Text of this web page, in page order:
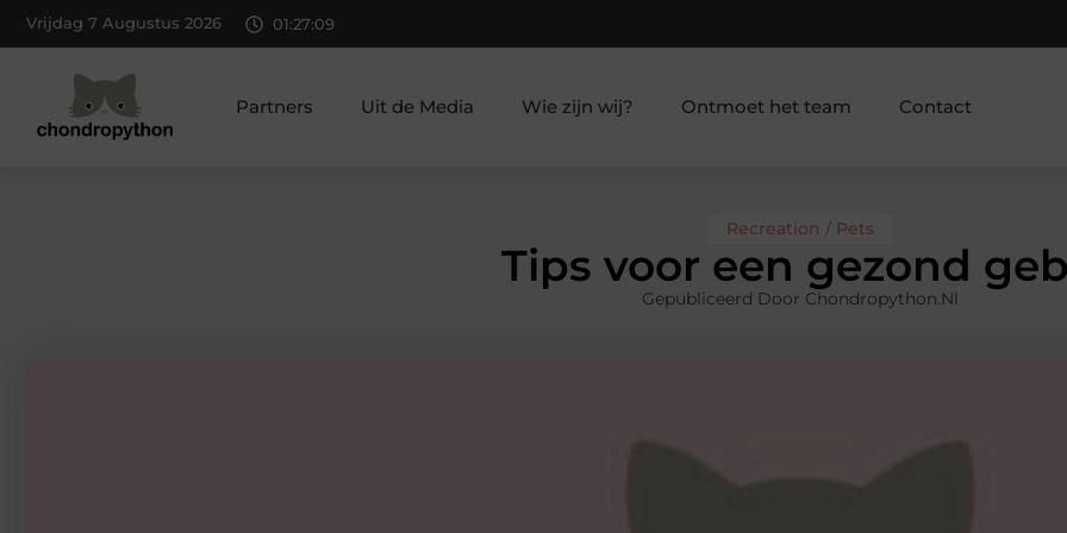
Vrijdag 7 Augustus 2026 01:27:10
Partners Uit de Media Wie zijn wij? Ontmoet het team Contact
Recreation / Pets
Tips voor een gezond
Gepubliceerd Door Chondropython.nl